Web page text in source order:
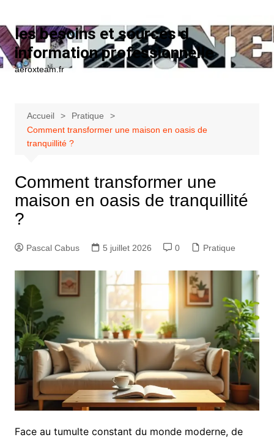
les besoins et sources d
information professionnelle
aeroxteam.fr
Accueil
Pratique
Comment transformer une maison en oasis de
tranquillité ?
Comment transformer une
maison en oasis de tranquillité
?
Pascal Cabus 5 juillet 2026 0 Pratique
Face au tumulte constant du monde moderne, de